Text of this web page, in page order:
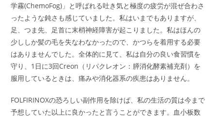
学霧(ChemoFog)」と呼ばれる吐き気と極度の疲労が混ぜ合わさ
ったような鈍さも感じていました。私はいまでもありますが、
足、つま先、足首に末梢神経障害が起こりました。私はほんの
少ししか髪の毛を失なわなかったので、かつらを着用する必要
はありませんでした。全体的に見て、私は自分の良い食習慣を
守り、1日に3回Creon（リパクレオン：膵消化酵素補充剤）を
服用しているときは、痛みや消化器系の疾患はありません。
FOLFIRINOXの恐ろしい副作用を除けば、私の生活の質は今まで
予想していた以上に良かったと言うことができます。血小板数